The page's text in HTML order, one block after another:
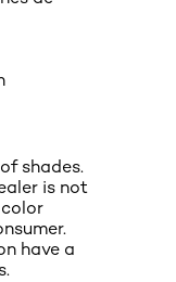
shades.
is not
have a